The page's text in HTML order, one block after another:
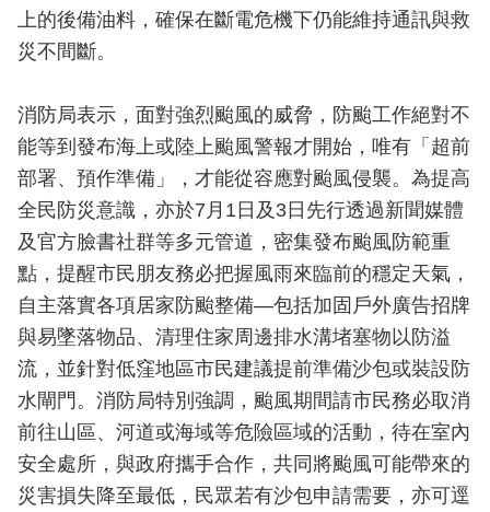
資
料
音
專
區
檔
案
應
用
榮
譽
榜
聯
絡
資
上的後備油料，確保在斷電危機下仍能維持通訊與救
災不間斷。
消防局表示，面對強烈颱風的威脅，防颱工作絕對不
能等到發布海上或陸上颱風警報才開始，唯有「超前
部署、預作準備」，才能從容應對颱風侵襲。為提高
全民防災意識，亦於7月1日及3日先行透過新聞媒體
及官方臉書社群等多元管道，密集發布颱風防範重
點，提醒市民朋友務必把握風雨來臨前的穩定天氣，
自主落實各項居家防颱整備—包括加固戶外廣告招牌
與易墜落物品、清理住家周邊排水溝堵塞物以防溢
流，並針對低窪地區市民建議提前準備沙包或裝設防
水閘門。消防局特別強調，颱風期間請市民務必取消
前往山區、河道或海域等危險區域的活動，待在室內
安全處所，與政府攜手合作，共同將颱風可能帶來的
災害損失降至最低，民眾若有沙包申請需要，亦可逕